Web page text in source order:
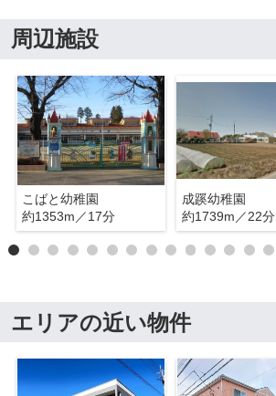
周辺施設
こばと幼稚園
約1353m／17分
成蹊幼稚園
約1739m／22分
エリアの近い物件